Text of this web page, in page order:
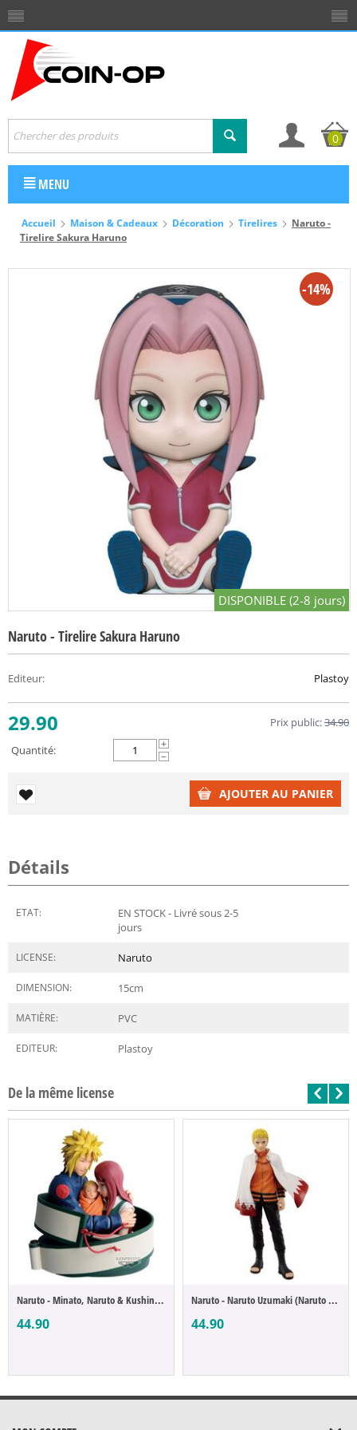
0
MENU
Accueil Maison & Cadeaux Décoration Tirelires
Naruto -
Tirelire Sakura Haruno
-14%
DISPONIBLE (2-8 jours)
Naruto - Tirelire Sakura Haruno
Editeur: Plastoy
29.90 Prix public:34.90
Quantité:
+
−
AJOUTER AU PANIER
Détails
ETAT:
EN STOCK - Livré sous 2-5
jours
LICENSE: Naruto
DIMENSION: 15cm
MATIÈRE: PVC
EDITEUR: Plastoy
De la même license
Naruto - Minato, Naruto & Kushina (Naruto...
44.90
Naruto - Naruto Uzumaki (Naruto 72 series)
44.90